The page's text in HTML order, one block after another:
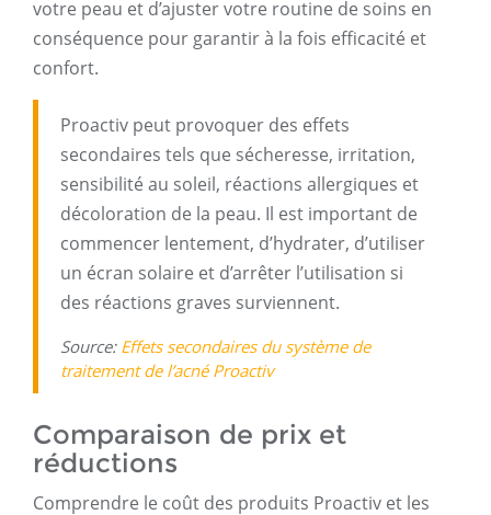
votre peau et d’ajuster votre routine de soins en
conséquence pour garantir à la fois efficacité et
confort.
Proactiv peut provoquer des effets
secondaires tels que sécheresse, irritation,
sensibilité au soleil, réactions allergiques et
décoloration de la peau. Il est important de
commencer lentement, d’hydrater, d’utiliser
un écran solaire et d’arrêter l’utilisation si
des réactions graves surviennent.
Source: Effets secondaires du système de
traitement de l’acné Proactiv
Comparaison de prix et
réductions
Comprendre le coût des produits Proactiv et les